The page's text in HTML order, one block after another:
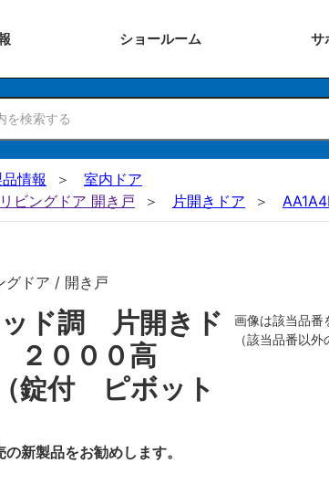
ショールーム サ
情報
室内ドア
ビングドア 開き戸
片開きドア
グドア / 開き戸
ド調 片開きド
０００高
錠付 ピボット
新製品をお勧めします。
画像は該当品番
（該当品番以